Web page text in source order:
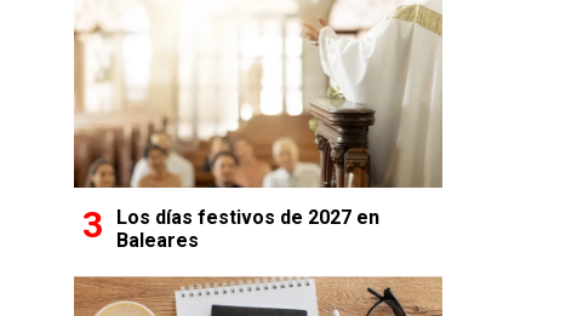
Los días festivos de 2027 en
Baleares